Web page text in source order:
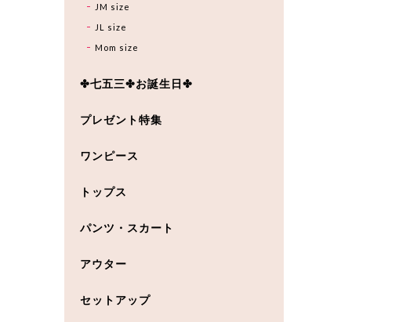
JM size
JL size
Mom size
✤七五三✤お誕生日✤
プレゼント特集
ワンピース
トップス
パンツ・スカート
アウター
セットアップ